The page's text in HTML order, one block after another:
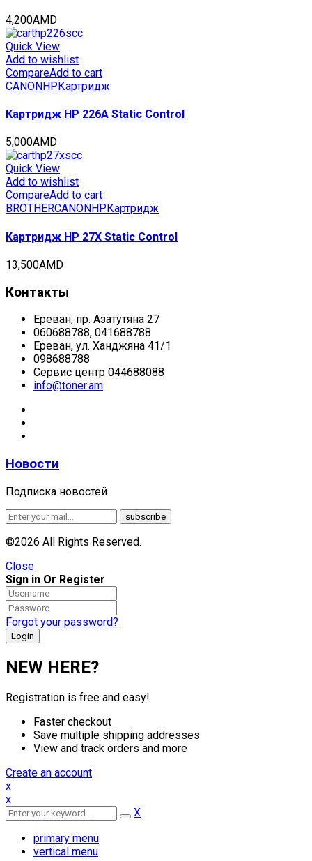
4,200AMD
Quick View
Add to wishlist
CompareAdd to cart
CANONHPКартридж
Картридж HP 226A Static Control
5,000AMD
Quick View
Add to wishlist
CompareAdd to cart
BROTHERCANON HP Картридж
Картридж HP 27X Static Control
13,500AMD
Контакты
Ереван, пр. Азатутяна 27
060688788, 041688788
Ереван, ул. Ханджяна 41/1
098688788
Сервис центр 044688088
info@toner.am
Новости
Подписка новостей
©2026 All Rights Reserved.
Close
Sign in Or Register
Forgot your password?
NEW HERE?
Registration is free and easy!
Faster checkout
Save multiple shipping addresses
View and track orders and more
Create an account
x
x
X
primary menu
vertical menu